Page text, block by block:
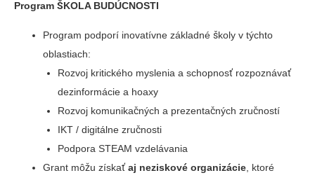
Program ŠKOLA BUDÚCNOSTI
Program podporí inovatívne základné školy v týchto
oblastiach:
Rozvoj kritického myslenia a schopnosť rozpoznávať
dezinformácie a hoaxy
Rozvoj komunikačných a prezentačných zručností
IKT / digitálne zručnosti
Podpora STEAM vzdelávania
Grant môžu získaťaj neziskové organizácie, ktoré